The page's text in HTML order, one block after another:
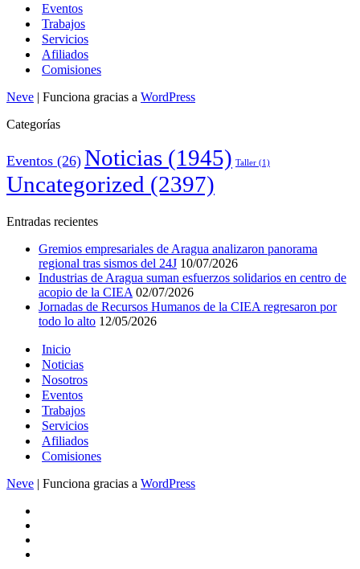
Eventos
Trabajos
Servicios
Afiliados
Comisiones
Neve | Funciona gracias a WordPress
Categorías
Eventos (26) Noticias (1945) Taller (1)
Uncategorized (2397)
Entradas recientes
Gremios empresariales de Aragua analizaron panorama
regional tras sismos del 24J 10/07/2026
Industrias de Aragua suman esfuerzos solidarios en centro de
acopio de la CIEA 02/07/2026
Jornadas de Recursos Humanos de la CIEA regresaron por
todo lo alto 12/05/2026
Inicio
Noticias
Nosotros
Eventos
Trabajos
Servicios
Afiliados
Comisiones
Neve | Funciona gracias a WordPress